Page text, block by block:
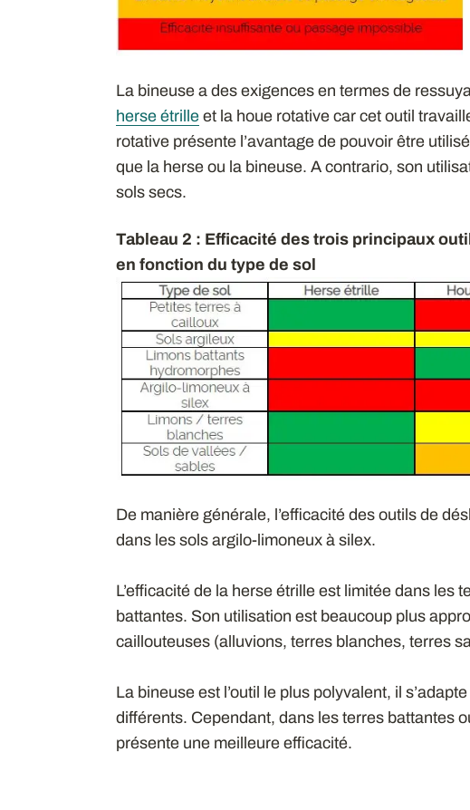
La bineuse a des exigences en termes de
herse étrilleet la houe rotative car cet outil
rotative présente l’avantage de pouvoir être
que la herse ou la bineuse. A contrario, son
sols secs.
Tableau 2 : Efficacité des trois principaux
en fonction du type de sol
De manière générale, l’efficacité des outils de
dans les sols argilo-limoneux à silex.
L’efficacité de la herse étrille est limitée dans les
battantes. Son utilisation est beaucoup plus
caillouteuses (alluvions, terres blanches, terres
La bineuse est l’outil le plus polyvalent, il
différents. Cependant, dans les terres battantes
présente une meilleure efficacité.